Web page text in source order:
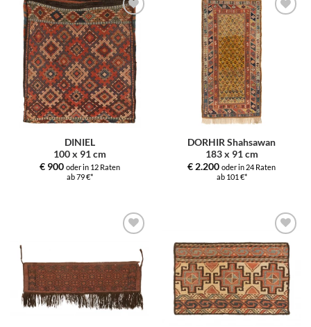
Zur
Auswahl
hinzufügen
DINIEL
100 x 91 cm
€900 oder in 12 Raten
ab 79 €*
Auswahl
hinzufügen
DORHIR Shahsawan
183 x 91 cm
€ 2.200 oder in 24 Raten
ab 101 €*
hinzufügen
Zur
Auswahl
hinzufügen